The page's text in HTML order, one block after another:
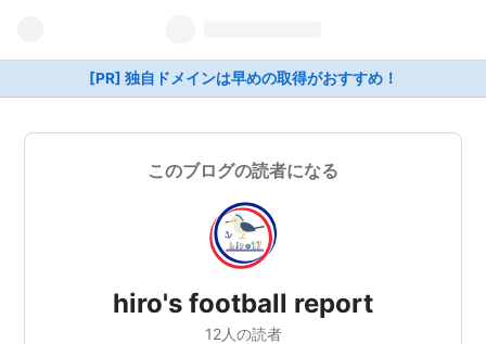
[PR] 独自ドメインは早めの取得がおすすめ！
このブログの読者になる
hiro's football report
12人の読者